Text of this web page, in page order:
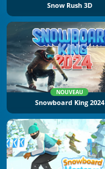
Snow Rush 3D
NOUVEAU
Snowboard King 2024